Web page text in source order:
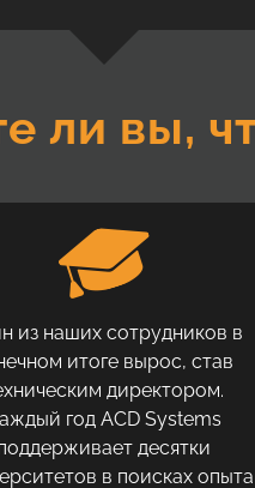
ли вы,
из наших сотрудников в
итоге вырос, став
директором.
год ACD Systems
десятки
в поисках опыта